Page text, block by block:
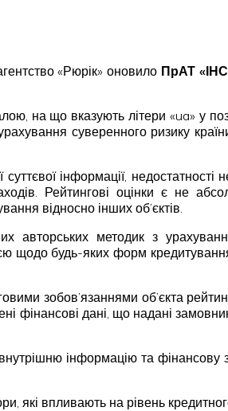
«Рюрік» оновило ПрАТ
на що вказують літери «ua» у
суверенного ризику
інформації,
Рейтингові оцінки є не
відносно інших об’єктів.
авторських методик з
щодо будь-яких форм
зобов’язаннями об’єкта
дані, що надані
інформацію та
які впливають на рівень